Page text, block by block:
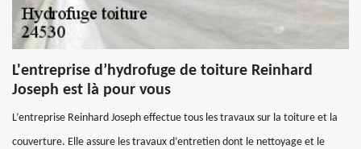
L'entreprise d’hydrofuge de toiture Reinhard
Joseph est là pour vous
L’entreprise Reinhard Joseph effectue tous les travaux sur la toiture et la
couverture. Elle assure les travaux d’entretien dont le nettoyage et le